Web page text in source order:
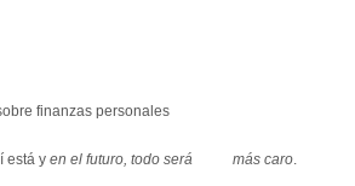
finanzas personales
está y en el futuro, todo será más caro.